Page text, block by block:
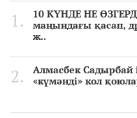
10 КҮНДЕ НЕ
маңындағы қасап,
ж..
Алмасбек Садырбай
«күмәнді» кол